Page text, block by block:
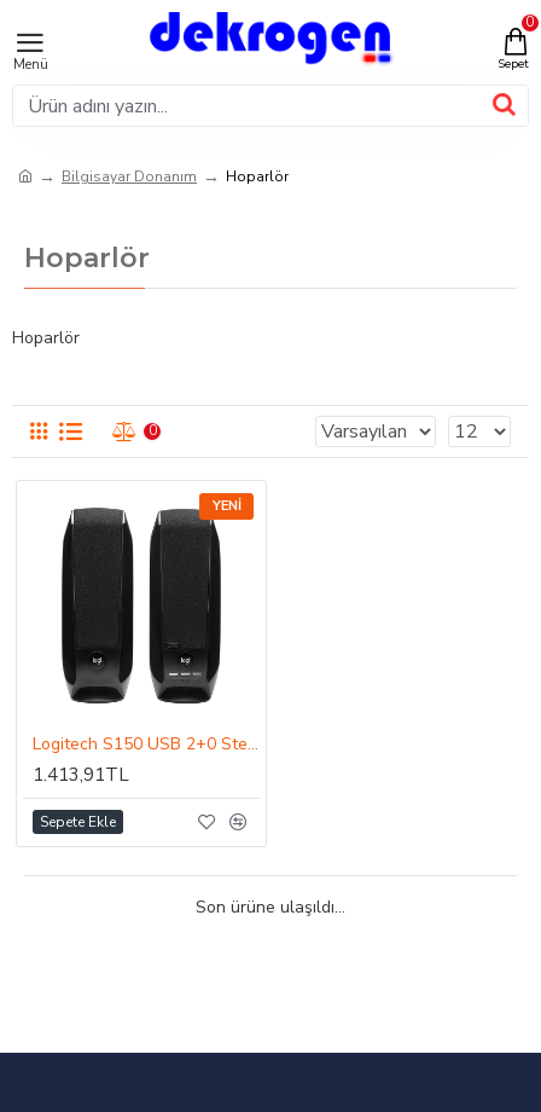
0
Bilgisayar Donanım Hoparlör
Hoparlör
Hoparlör
0
YENI
Logitech S150 USB 2+0 Stereo Hoparlör Siyah 980-000029
1.413,91TL
Sepete Ekle
Son ürüne ulaşıldı...